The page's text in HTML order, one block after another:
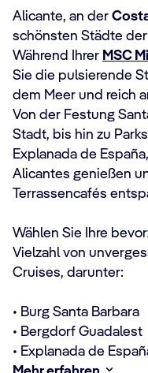
Alicante, an der
schönsten Städte
Während Ihrer MSC
Sie die pulsierende
dem Meer und reich
Von der Festung
Stadt, bis hin zu
Explanada de
Alicantes genießen
Terrassencafés
Wählen Sie Ihre
Vielzahl von
Cruises, darunter:
• Burg Santa Barbara
• Bergdorf Guadalest
• Explanada de